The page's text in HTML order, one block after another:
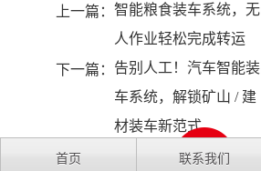
上一篇： 智能粮食装车系统，无
人作业轻松完成转运
下一篇： 告别人工！汽车智能装
车系统，解锁矿山 / 建
材装车新范式
首页 联系我们